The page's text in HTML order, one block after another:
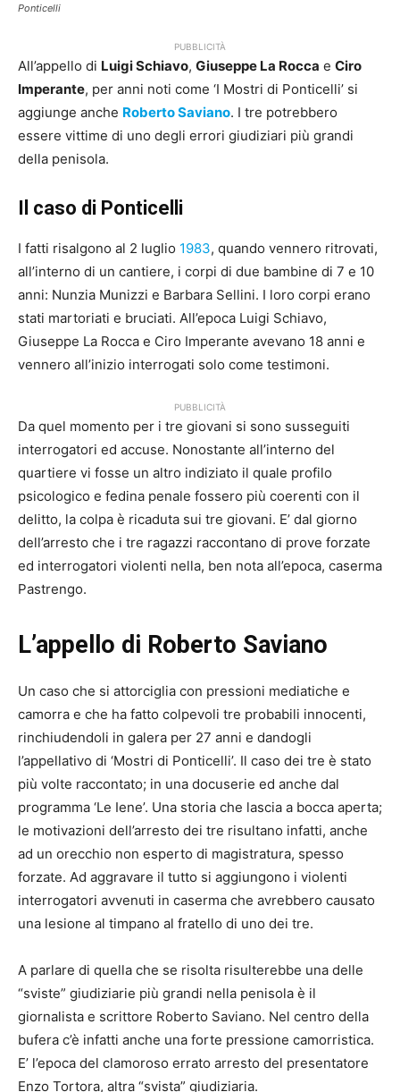
Ponticelli
PUBBLICITÀ
All’appello di Luigi Schiavo, Giuseppe La Rocca e Ciro
Imperante, per anni noti come ‘I Mostri di Ponticelli’ si
aggiunge anche Roberto Saviano. I tre potrebbero
essere vittime di uno degli errori giudiziari più grandi
della penisola.
Il caso di Ponticelli
I fatti risalgono al 2 luglio 1983, quando vennero ritrovati,
all’interno di un cantiere, i corpi di due bambine di 7 e 10
anni: Nunzia Munizzi e Barbara Sellini. I loro corpi erano
stati martoriati e bruciati. All’epoca Luigi Schiavo,
Giuseppe La Rocca e Ciro Imperante avevano 18 anni e
vennero all’inizio interrogati solo come testimoni.
PUBBLICITÀ
Da quel momento per i tre giovani si sono susseguiti
interrogatori ed accuse. Nonostante all’interno del
quartiere vi fosse un altro indiziato il quale profilo
psicologico e fedina penale fossero più coerenti con il
delitto, la colpa è ricaduta sui tre giovani. E’ dal giorno
dell’arresto che i tre ragazzi raccontano di prove forzate
ed interrogatori violenti nella, ben nota all’epoca, caserma
Pastrengo.
L’appello di Roberto Saviano
Un caso che si attorciglia con pressioni mediatiche e
camorra e che ha fatto colpevoli tre probabili innocenti,
rinchiudendoli in galera per 27 anni e dandogli
l’appellativo di ‘Mostri di Ponticelli’. Il caso dei tre è stato
più volte raccontato; in una docuserie ed anche dal
programma ‘Le Iene’. Una storia che lascia a bocca aperta;
le motivazioni dell’arresto dei tre risultano infatti, anche
ad un orecchio non esperto di magistratura, spesso
forzate. Ad aggravare il tutto si aggiungono i violenti
interrogatori avvenuti in caserma che avrebbero causato
una lesione al timpano al fratello di uno dei tre.
A parlare di quella che se risolta risulterebbe una delle
“sviste” giudiziarie più grandi nella penisola è il
giornalista e scrittore Roberto Saviano. Nel centro della
bufera c’è infatti anche una forte pressione camorristica.
E’ l’epoca del clamoroso errato arresto del presentatore
Enzo Tortora, altra “svista” giudiziaria.